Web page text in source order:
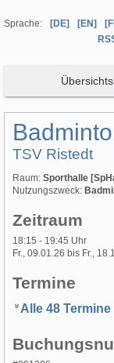
Sprache: [DE] [EN]
TSV Ristedt
Raum: Sporthalle
Nutzungszweck:
Zeitraum
18:15 - 19:45 Uhr
Fr., 09.01.26 bis Fr.,
Termine
Alle 48